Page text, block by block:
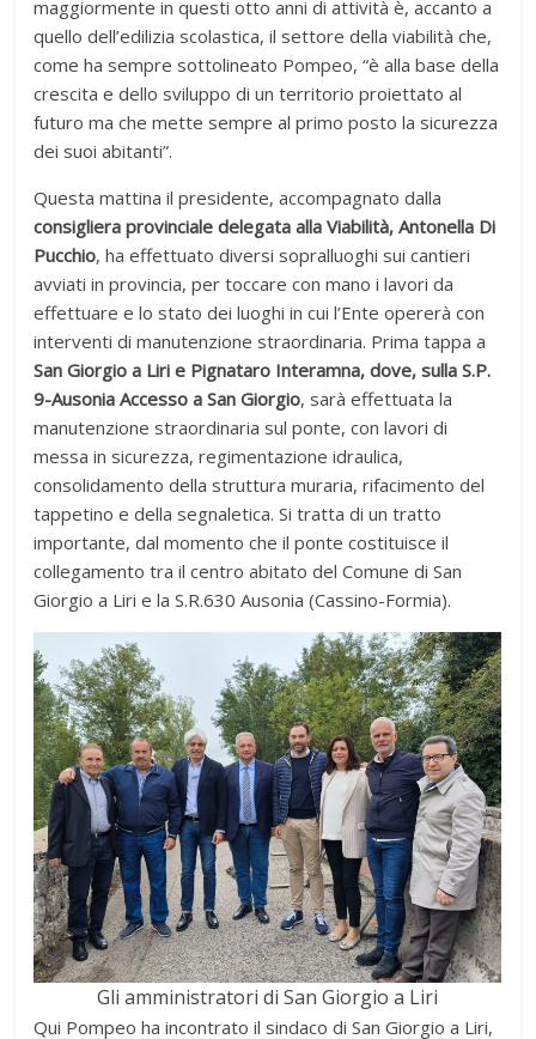
maggiormente in questi otto anni di attività è, accanto a
quello dell’edilizia scolastica, il settore della viabilità che,
come ha sempre sottolineato Pompeo, “è alla base della
crescita e dello sviluppo di un territorio proiettato al
futuro ma che mette sempre al primo posto la sicurezza
dei suoi abitanti”.
Questa mattina il presidente, accompagnato dalla
consigliera provinciale delegata alla Viabilità, Antonella Di
Pucchio, ha effettuato diversi sopralluoghi sui cantieri
avviati in provincia, per toccare con mano i lavori da
effettuare e lo stato dei luoghi in cui l’Ente opererà con
interventi di manutenzione straordinaria. Prima tappa a
San Giorgio a Liri e Pignataro Interamna, dove, sulla S.P.
9-Ausonia Accesso a San Giorgio, sarà effettuata la
manutenzione straordinaria sul ponte, con lavori di
messa in sicurezza, regimentazione idraulica,
consolidamento della struttura muraria, rifacimento del
tappetino e della segnaletica. Si tratta di un tratto
importante, dal momento che il ponte costituisce il
collegamento tra il centro abitato del Comune di San
Giorgio a Liri e la S.R.630 Ausonia (Cassino-Formia).
Gli amministratori di San Giorgio a Liri
Qui Pompeo ha incontrato il sindaco di San Giorgio a Liri,